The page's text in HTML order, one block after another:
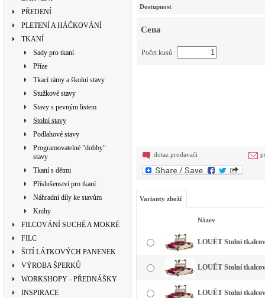
PŘEDENÍ
PLETENÍ A HÁČKOVÁNÍ
TKANÍ
Sady pro tkaní
Příze
Tkací rámy a školní stavy
Stužkové stavy
Stavy s pevným listem
Stolní stavy
Podlahové stavy
Programovatelné "dobby"
stavy
Tkaní s dětmi
Příslušenství pro tkaní
Náhradní díly ke stavům
Knihy
FILCOVÁNÍ SUCHÉ A MOKRÉ
FILC
ŠITÍ LÁTKOVÝCH PANENEK
VÝROBA ŠPERKŮ
WORKSHOPY - PŘEDNÁŠKY
INSPIRACE
Dostupnost
Cena
Počet kusů
dotaz prodavači
Varianty zboží
Název
LOUËT Stolní
LOUËT Stolní
LOUËT Stolní